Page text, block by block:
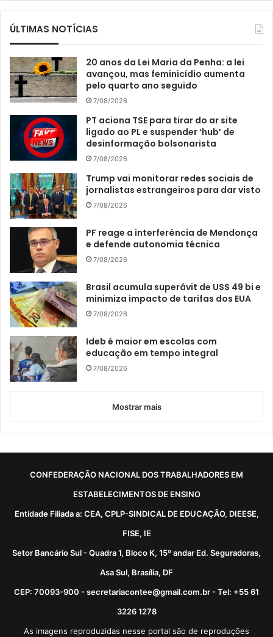
ÚLTIMAS NOTÍCIAS
20 anos da Lei Maria da Penha: a lei
avançou, mas feminicídio aumenta
pelo quarto ano seguido
7/08/2026
PT aciona TSE para tirar do ar site
ligado ao PL e suspender ‘hub’ de
desinformação bolsonarista
7/08/2026
Trump vai monitorar redes sociais de
jornalistas estrangeiros para dar visto
7/08/2026
PF reage a interferência de Mendonça
e defende autonomia técnica
7/08/2026
Brasil acumula superávit de US$ 49 bi e
minimiza impacto de tarifas dos EUA
7/08/2026
Ideb é maior em escolas com
educação em tempo integral
7/08/2026
Mostrar mais
CONFEDERAÇÃO NACIONAL DOS TRABALHADORES EM
ESTABELECIMENTOS DE ENSINO
Entidade Filiada a: CEA, CPLP-SINDICAL DE EDUCAÇÃO, DIEESE,
FISE, IE
Setor Bancário Sul - Quadra 1, Bloco K, 15º andar Ed. Seguradoras,
Asa Sul, Brasília, DF
CEP: 70093-900 - secretariacontee@gmail.com.br - Tel: +55 61
3226 1278
As imagens reproduzidas nesse portal são de reproduções